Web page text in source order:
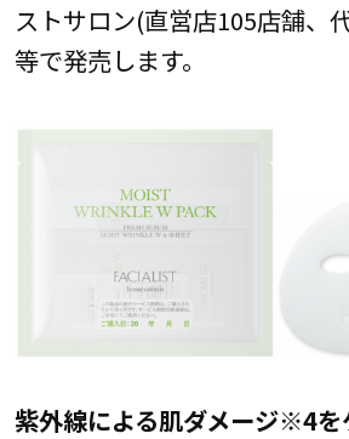
ストサロン(直営店105店舗、
等で発売します。
紫外線による肌ダメージ※4を